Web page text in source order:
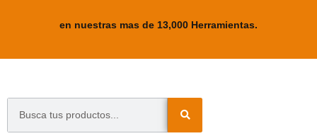
en nuestras mas de 13,000 Herramientas.